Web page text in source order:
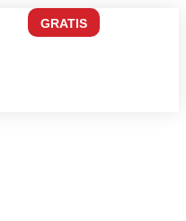
GRATIS